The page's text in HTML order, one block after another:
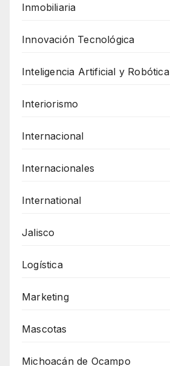
Inmobiliaria
Innovación Tecnológica
Inteligencia Artificial y Robótica
Interiorismo
Internacional
Internacionales
International
Jalisco
Logística
Marketing
Mascotas
Michoacán de Ocampo